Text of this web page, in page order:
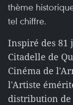
thème
tel chiffre.
Inspiré des 81
Citadelle de
Cinéma de
l'Artiste
distribution de